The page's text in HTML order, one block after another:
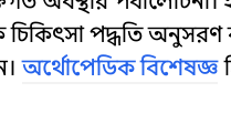
চিকিৎসা পদ্ধতি
অর্থোপেডিক বিশেষজ্ঞ